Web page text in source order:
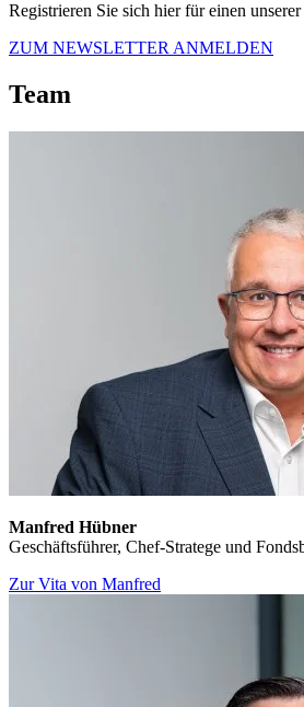
Registrieren Sie sich hier für einen
ZUM NEWSLETTER ANMELDEN
Team
Manfred Hübner
Geschäftsführer, Chef-Stratege und
Zur Vita von Manfred